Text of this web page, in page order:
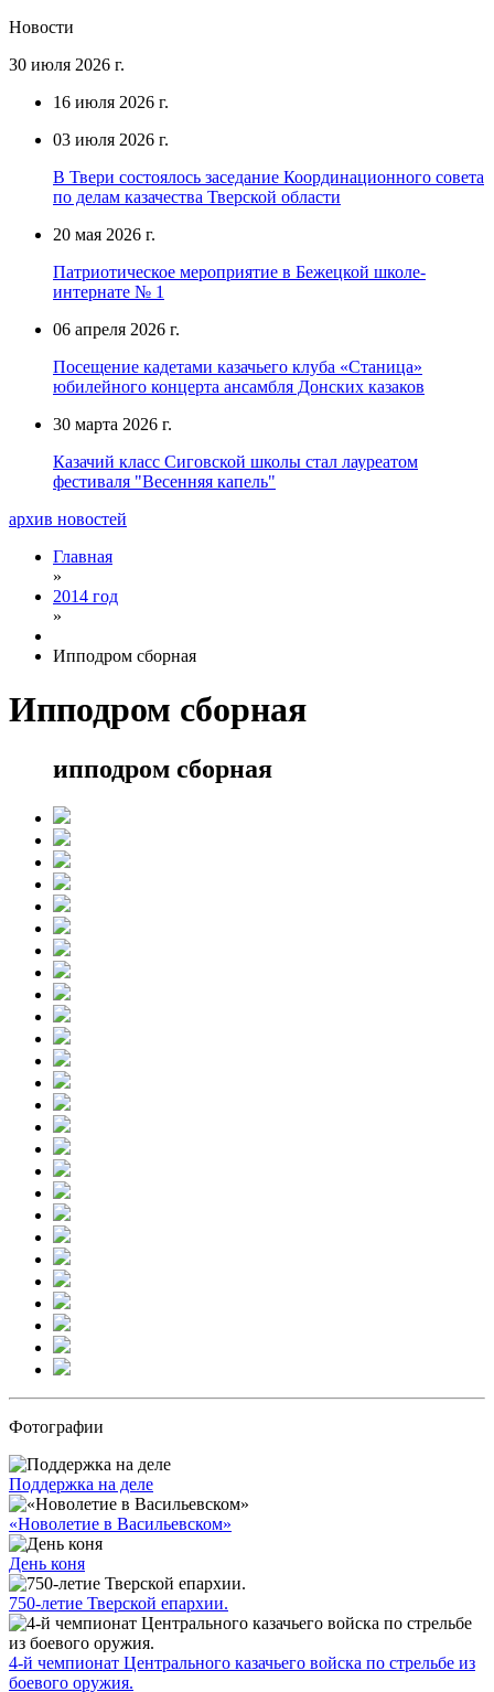
Новости
30 июля 2026 г.
16 июля 2026 г.
03 июля 2026 г.
В Твери состоялось заседание Координационного совета
по делам казачества Тверской области
20 мая 2026 г.
Патриотическое мероприятие в Бежецкой школе-
интернате № 1
06 апреля 2026 г.
Посещение кадетами казачьего клуба «Станица»
юбилейного концерта ансамбля Донских казаков
30 марта 2026 г.
Казачий класс Сиговской школы стал лауреатом
фестиваля "Весенняя капель"
архив новостей
Главная
»
2014 год
»
Ипподром сборная
Ипподром сборная
ипподром сборная
Фотографии
Поддержка на деле
«Новолетие в Васильевском»
День коня
750-летие Тверской епархии.
4-й чемпионат Центрального казачьего войска по стрельбе из
боевого оружия.